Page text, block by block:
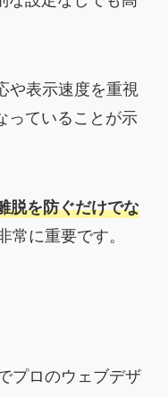
や表示速度を重視
っていることが示
脱を防ぐだけでな
常に重要です。
プロのウェブデザ